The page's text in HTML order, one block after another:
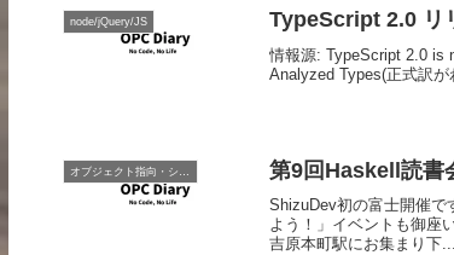
node/jQuery/JS TypeScript 2.0 リ
情報源: TypeScript 2.0 is
Analyzed Types(正式訳が
オブジェクト指向・システム開発 第9回Haskell読書
ShizuDev初の富士開催で
よう！」イベントも御座
吉原本町駅にお集まり下...